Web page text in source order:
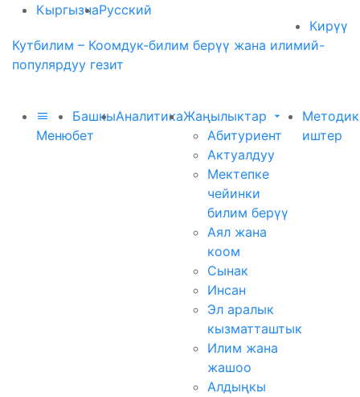
КыргызчаРусский
Кирүү
Кутбилим – Коомдук-билим берүү жана илимий-
популярдуу гезит
Меню
Башкы
бет
АналитикаЖаңылыктар
Абитуриент
Актуалдуу
Мектепке
чейинки
билим берүү
Аял жана
коом
Сынак
Инсан
Эл аралык
кызматташтык
Илим жана
жашоо
Алдыңкы
иштер